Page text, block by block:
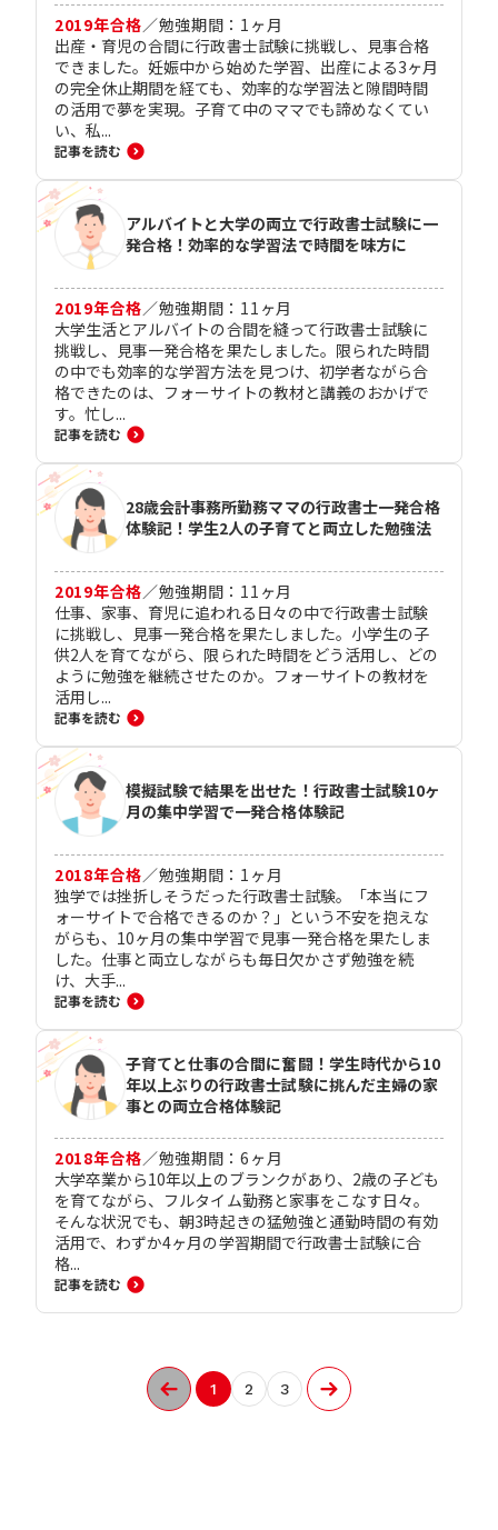
2019年合格／勉強期間： 1 ヶ月
出産・育児の合間に行政書士試験に挑戦し、見事合格
できました。妊娠中から始めた学習、出産による3ヶ月
の完全休止期間を経ても、効率的な学習法と隙間時間
の活用で夢を実現。子育て中のママでも諦めなくてい
い、私...
記事を読む
アルバイトと大学の両立で行政書士試験に一
発合格！効率的な学習法で時間を味方に
2019年合格／勉強期間： 11 ヶ月
大学生活とアルバイトの合間を縫って行政書士試験に
挑戦し、見事一発合格を果たしました。限られた時間
の中でも効率的な学習方法を見つけ、初学者ながら合
格できたのは、フォーサイトの教材と講義のおかげで
す。忙し...
記事を読む
28歳会計事務所勤務ママの行政書士一発合格
体験記！学生2人の子育てと両立した勉強法
2019年合格／勉強期間： 11 ヶ月
仕事、家事、育児に追われる日々の中で行政書士試験
に挑戦し、見事一発合格を果たしました。小学生の子
供2人を育てながら、限られた時間をどう活用し、どの
ように勉強を継続させたのか。フォーサイトの教材を
活用し...
記事を読む
模擬試験で結果を出せた！行政書士試験10ヶ
月の集中学習で一発合格体験記
2018年合格／勉強期間： 1 ヶ月
独学では挫折しそうだった行政書士試験。「本当にフ
ォーサイトで合格できるのか？」という不安を抱えな
がらも、10ヶ月の集中学習で見事一発合格を果たしま
した。仕事と両立しながらも毎日欠かさず勉強を続
け、大手...
記事を読む
子育てと仕事の合間に奮闘！学生時代から10
年以上ぶりの行政書士試験に挑んだ主婦の家
事との両立合格体験記
2018年合格／勉強期間：6 ヶ月
大学卒業から10年以上のブランクがあり、2歳の子ども
を育てながら、フルタイム勤務と家事をこなす日々。
そんな状況でも、朝3時起きの猛勉強と通勤時間の有効
活用で、わずか4ヶ月の学習期間で行政書士試験に合
格...
記事を読む
1 2 3